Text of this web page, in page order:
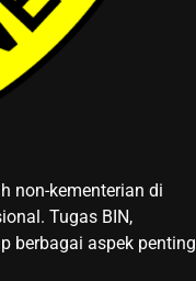
non-kementerian di
Tugas BIN,
berbagai aspek penting